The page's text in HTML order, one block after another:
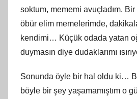
soktum, mememi avuçladım. Bir
öbür elim memelerimde,
kendimi… Küçük odada yatan
duymasın diye dudaklarımı
Sonunda öyle bir hal oldu ki…
böyle bir şey yaşamamıştım o